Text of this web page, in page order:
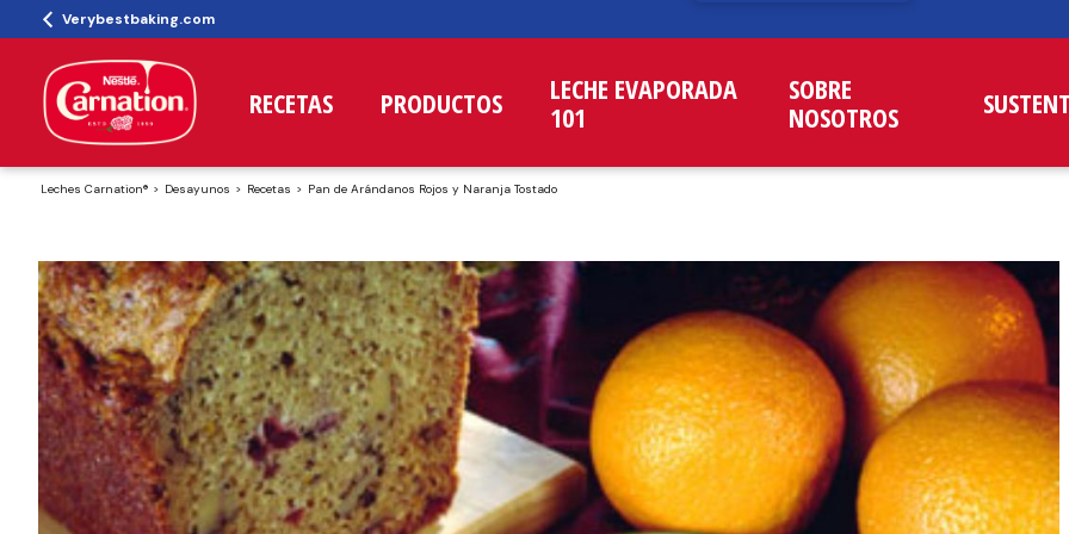
Verybestbaking.com
RECETAS PRODUCTOS
LECHE EVAPORADA
101
SOBRE
NOSOTROS
Leches Carnation® Desayunos Recetas Pan de Arándanos Rojos y Naranja Tostado